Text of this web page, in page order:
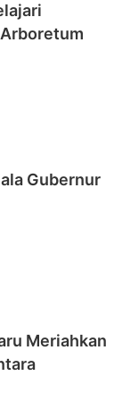
Gubernur
Meriahkan